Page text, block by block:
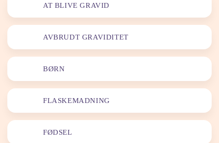
AT BLIVE GRAVID
AVBRUDT GRAVIDITET
BØRN
FLASKEMADNING
FØDSEL